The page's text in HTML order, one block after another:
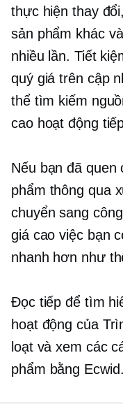
thực hiện thay
sản phẩm khác
nhiều lần. Tiết
quý giá trên cập
thể tìm kiếm
cao hoạt động
Nếu bạn đã quen
phẩm thông qua
chuyển sang
giá cao việc bạn
nhanh hơn như
Đọc tiếp để tìm
hoạt động của
loạt và xem các
phẩm bằng Ecwid.